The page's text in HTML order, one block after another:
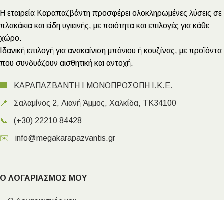
Η εταιρεία Καραπαζβάντη προσφέρει ολοκληρωμένες λύσεις σε
πλακάκια και είδη υγιεινής, με ποιότητα και επιλογές για κάθε
χώρο.
Ιδανική επιλογή για ανακαίνιση μπάνιου ή κουζίνας, με προϊόντα
που συνδυάζουν αισθητική και αντοχή.
🏢 ΚΑΡΑΠΑΖΒΑΝΤΗ Ι ΜΟΝΟΠΡΟΣΩΠΗ Ι.Κ.Ε.
📍 Σαλαμίνος 2, Λιανή Άμμος, Χαλκίδα, ΤΚ34100
📞 (+30) 22210 84428
✉️ info@megakarapazvantis.gr
Ο ΛΟΓΑΡΙΑΣΜΟΣ ΜΟΥ